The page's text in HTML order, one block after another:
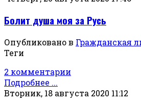
Болит душа моя за Русь
Опубликовано в Гражданская
Теги
2 комментарии
Подробнее ...
Вторник, 18 августа 2020 11:12